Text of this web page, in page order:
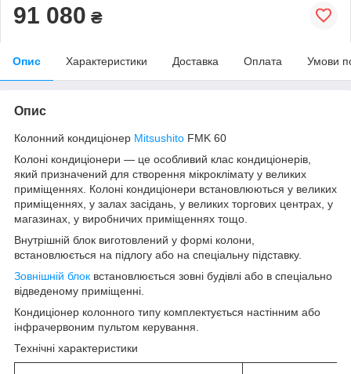
91 080 ₴
Опис Характеристики Доставка Оплата Умови
Опис
Колонний кондиціонер Mitsushito FMK 60
Колоні кондиціонери — це особливий клас кондиціонерів,
який призначений для створення мікроклімату у великих
приміщеннях. Колоні кондиціонери встановлюються у великих
приміщеннях, у залах засідань, у великих торгових центрах, у
магазинах, у виробничих приміщеннях тощо.
Внутрішній блок виготовлений у формі колони,
встановлюється на підлогу або на спеціальну підставку.
Зовнішній блок встановлюється зовні будівлі або в спеціально
відведеному приміщенні.
Кондиціонер колонного типу комплектується настінним або
інфрачервоним пультом керування.
Технічні характеристики